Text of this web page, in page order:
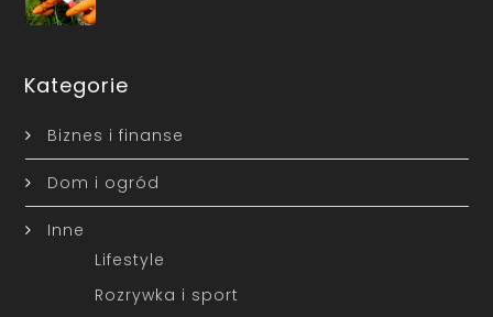
Kategorie
Biznes i finanse
Dom i ogród
Inne
Lifestyle
Rozrywka i sport